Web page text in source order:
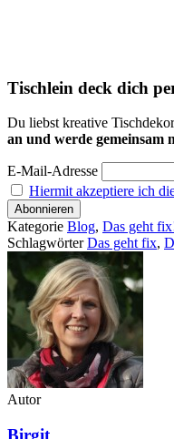
Tischlein deck dich
Du liebst kreative
an und werde gemeinsam
E-Mail-Adresse
Hiermit akzeptiere ich
Kategorie Blog, Das geht
SchlagwörterDas geht fix,
Autor
Birgit